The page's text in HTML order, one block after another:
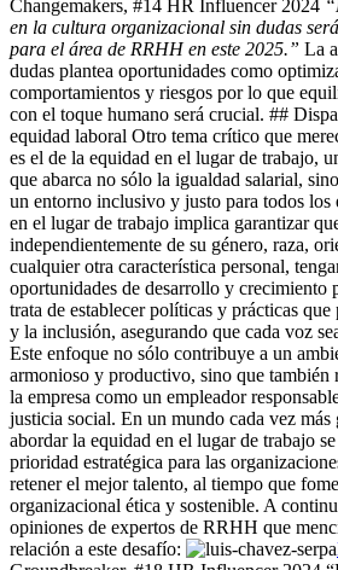
Changemakers, #14 HR Influencer 2024
en la cultura organizacional sin dudas
para el área de RRHH en este 2025.” La
dudas plantea oportunidades como
comportamientos y riesgos por lo que
con el toque humano será crucial. ##
equidad laboral Otro tema crítico que
es el de la equidad en el lugar de trabajo,
que abarca no sólo la igualdad salarial,
un entorno inclusivo y justo para todos los
en el lugar de trabajo implica garantizar
independientemente de su género, raza,
cualquier otra característica personal,
oportunidades de desarrollo y crecimiento
trata de establecer políticas y prácticas
y la inclusión, asegurando que cada voz
Este enfoque no sólo contribuye a un
armonioso y productivo, sino que también
la empresa como un empleador
justicia social. En un mundo cada vez
abordar la equidad en el lugar de trabajo
prioridad estratégica para las
retener el mejor talento, al tiempo que
organizacional ética y sostenible. A
opiniones de expertos de RRHH que
relación a este desafío: